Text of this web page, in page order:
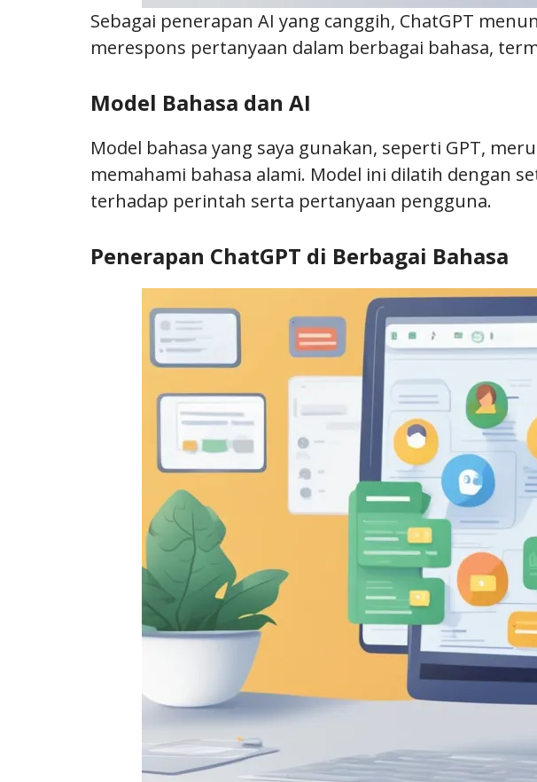
Sebagai penerapan AI yang canggih, ChatGPT
merespons pertanyaan dalam berbagai bahasa,
Model Bahasa dan AI
Model bahasa yang saya gunakan, seperti GPT,
memahami bahasa alami. Model ini dilatih dengan
terhadap perintah serta pertanyaan pengguna.
Penerapan ChatGPT di Berbagai Bahasa